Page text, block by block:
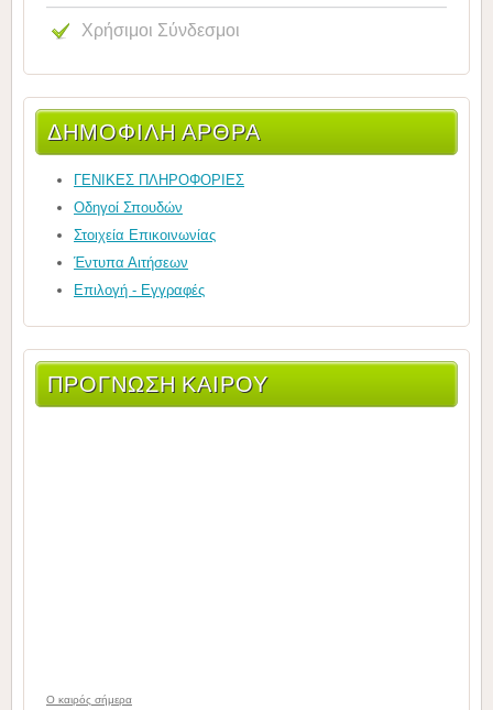
Χρήσιμοι Σύνδεσμοι
ΔΗΜΟΦΙΛΉ ΆΡΘΡΑ
ΓΕΝΙΚΕΣ ΠΛΗΡΟΦΟΡΙΕΣ
Οδηγοί Σπουδών
Στοιχεία Επικοινωνίας
Έντυπα Αιτήσεων
Επιλογή - Εγγραφές
ΠΡΌΓΝΩΣΗ ΚΑΙΡΟΎ
O καιρός σήμερα